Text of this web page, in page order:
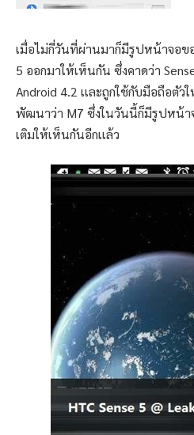
เมื่อไม่กี่วันที่ผ่านมาก็มีรูปหน้าจอข
5 ออกมาให้เห็นกัน ซึ่งคาดว่า
Android 4.2 เเละถูกใช้กับมือถือตัว
พัฒนาว่า M7 ซึ่งในวันนี้ก็มีรูปหน้า
เติมให้เห็นกันอีกเเล้ว